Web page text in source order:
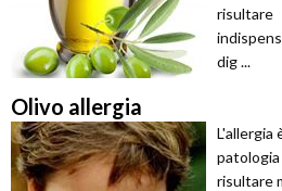
risultare
dig ...
Olivo allergia
L'allergia
risultare